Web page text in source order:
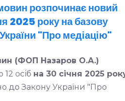
розпочинає новий
2025 року на базову
"Про медіацію"
(ФОП Назаров О.А.)
осіб на 30 січня 2025
до Закону України "Про